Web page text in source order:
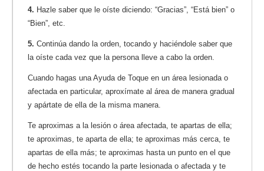
4. Hazle saber que le oíste diciendo: “Gracias”, “Está bien” o
“Bien”, etc.
5. Continúa dando la orden, tocando y haciéndole saber que
la oíste cada vez que la persona lleve a cabo la orden.
Cuando hagas una Ayuda de Toque en un área lesionada o
afectada en particular, aproxímate al área de manera gradual
y apártate de ella de la misma manera.
Te aproximas a la lesión o área afectada, te apartas de ella;
te aproximas, te aparta de ella; te aproximas más cerca, te
apartas de ella más; te aproximas hasta un punto en el que
de hecho estés tocando la parte lesionada o afectada y te